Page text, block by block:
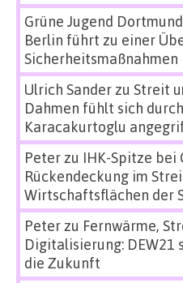
Grüne Jugend
Berlin führt zu einer
Sicherheitsmaßnahmen
Ulrich Sanderzu Streit
Dahmen fühlt sich
Karacakurtoglu
Peterzu IHK-Spitze bei
Rückendeckung im
Wirtschaftsflächen der
Peterzu Fernwärme,
Digitalisierung:
die Zukunft